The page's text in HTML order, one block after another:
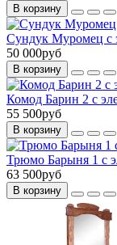
В корзину
Сундук Муромец с
50 000руб
В корзину
Комод Барин 2 с
55 500руб
В корзину
Трюмо Барыня 1 с
63 500руб
В корзину